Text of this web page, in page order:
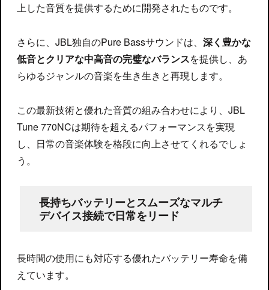
上した音質を提供するために開発されたものです。
さらに、JBL独自のPure Bassサウンドは、 深く豊かな
低音とクリアな中高音の完璧なバランスを提供し、あ
らゆるジャンルの音楽を生き生きと再現します。
この最新技術と優れた音質の組み合わせにより、JBL
Tune 770NCは期待を超えるパフォーマンスを実現
し、日常の音楽体験を格段に向上させてくれるでしょ
う。
長持ちバッテリーとスムーズなマルチ
デバイス接続で日常をリード
長時間の使用にも対応する優れたバッテリー寿命を備
えています。